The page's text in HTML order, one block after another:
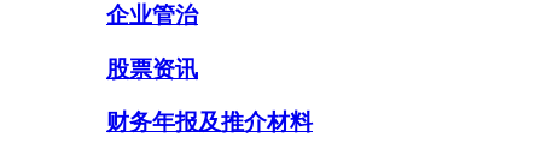
企业管治
股票资讯
财务年报及推介材料